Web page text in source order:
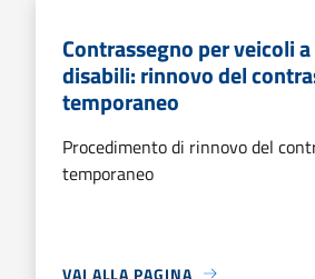
Contrassegno per veicoli
disabili: rinnovo del
temporaneo
Procedimento di rinnovo del
temporaneo
VAI ALLA PAGINA